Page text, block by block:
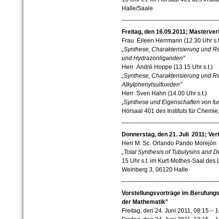
Halle/Saale
Freitag, den 16.09.2011;
Frau Eileen Herrmann (12.30 Uhr
„Synthese, Charakterisierung und
und Hydrazonliganden"
Herr André Hoppe (13.15 Uhr s.t.)
„Synthese, Charakterisierung und
Alkylphenylsulfoxiden"
Herr Sven Hahn (14.00 Uhr s.t.)
„Synthese und Eigenschaften von
Hörsaal 401 des Instituts für
Donnerstag, den 21. Juli 2011;
Herr M. Sc. Orlando Pando Morejón
„Total Synthesis of Tubulysins and
15 Uhr s.t. im Kurt-Mothes-Saal
Weinberg 3, 06120 Halle
Vorstellungsvorträge im
der Mathematik"
Freitag, den 24. Juni 2011, 08:15 –